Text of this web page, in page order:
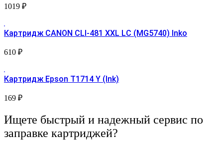
1019 ₽
Картридж CANON CLI-481 XXL LC (MG5740) Inko
610 ₽
Картридж Epson T1714 Y (Ink)
169 ₽
Ищете быстрый и надежный сервис по
заправке картриджей?